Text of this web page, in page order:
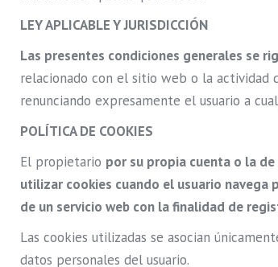
LEY APLICABLE Y JURISDICCIÓN
Las presentes condiciones generales se
relacionado con el sitio web o la actividad
renunciando expresamente el usuario a
POLÍTICA DE COOKIES
El propietario por su propia cuenta o la
utilizar cookies cuando el usuario navega
de un servicio web con la finalidad de
Las cookies utilizadas se asocian
datos personales del usuario.